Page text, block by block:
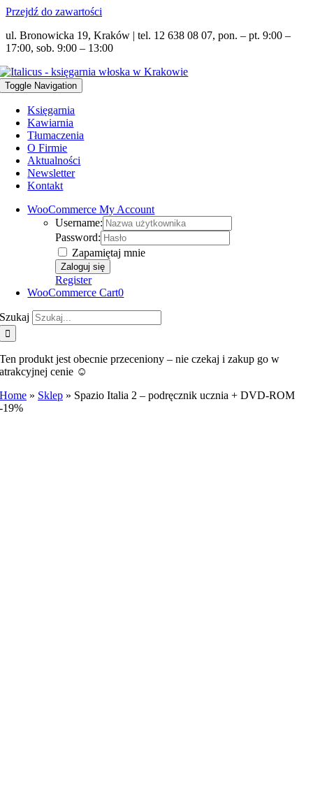
Przejdź do zawartości
ul. Bronowicka 19, Kraków | tel. 12 638 08 07, pon. – pt. 9:00 –
17:00, sob. 9:00 – 13:00
Toggle Navigation
Księgarnia
Kawiarnia
Tłumaczenia
O Firmie
Aktualności
Newsletter
Kontakt
WooCommerce My Account
Username:
Password:
Zapamiętaj mnie
Register
WooCommerce Cart0
Szukaj
Ten produkt jest obecnie przeceniony – nie czekaj i zakup go w
atrakcyjnej cenie ☺️
Home » Sklep » Spazio Italia 2 – podręcznik ucznia + DVD-ROM
-19%